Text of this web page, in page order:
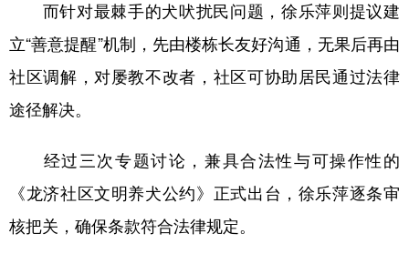
而针对最棘手的犬吠扰民问题，徐乐萍则提议建
立“善意提醒”机制，先由楼栋长友好沟通，无果后再由
社区调解，对屡教不改者，社区可协助居民通过法律
途径解决。
经过三次专题讨论，兼具合法性与可操作性的
《龙济社区文明养犬公约》正式出台，徐乐萍逐条审
核把关，确保条款符合法律规定。